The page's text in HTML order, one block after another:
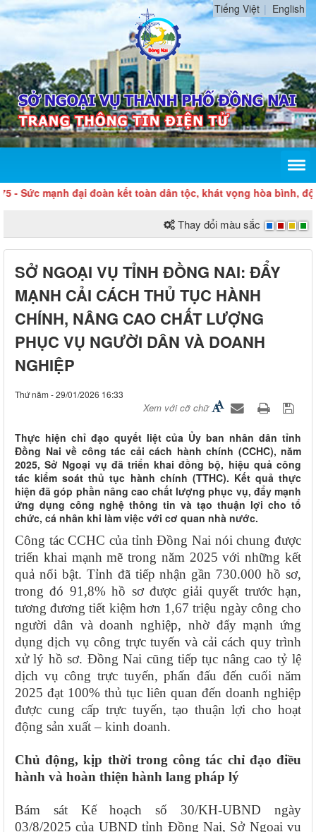
Tiếng Việt English
mạnh đại đoàn kết toàn dân tộc, khát vọng hòa bình, độc lập
Thay đổi màu sắc
SỞ NGOẠI VỤ TỈNH ĐỒNG NAI: ĐẨY
MẠNH CẢI CÁCH THỦ TỤC HÀNH
CHÍNH, NÂNG CAO CHẤT LƯỢNG
PHỤC VỤ NGƯỜI DÂN VÀ DOANH
NGHIỆP
Thứ năm - 29/01/2026 16:33
Xem với cỡ chữ
Thực hiện chỉ đạo quyết liệt của Ủy ban nhân dân tỉnh
Đồng Nai về công tác cải cách hành chính (CCHC), năm
2025, Sở Ngoại vụ đã triển khai đồng bộ, hiệu quả công
tác kiểm soát thủ tục hành chính (TTHC). Kết quả thực
hiện đã góp phần nâng cao chất lượng phục vụ, đẩy mạnh
ứng dụng công nghệ thông tin và tạo thuận lợi cho tổ
chức, cá nhân khi làm việc với cơ quan nhà nước.
Công tác CCHC của tỉnh Đồng Nai nói chung được
triển khai mạnh mẽ trong năm 2025 với những kết
quả nổi bật. Tỉnh đã tiếp nhận gần 730.000 hồ sơ,
trong đó 91,8% hồ sơ được giải quyết trước hạn,
tương đương tiết kiệm hơn 1,67 triệu ngày công cho
người dân và doanh nghiệp, nhờ đẩy mạnh ứng
dụng dịch vụ công trực tuyến và cải cách quy trình
xử lý hồ sơ. Đồng Nai cũng tiếp tục nâng cao tỷ lệ
dịch vụ công trực tuyến, phấn đấu đến cuối năm
2025 đạt 100% thủ tục liên quan đến doanh nghiệp
được cung cấp trực tuyến, tạo thuận lợi cho hoạt
động sản xuất – kinh doanh.
Chủ động, kịp thời trong công tác chỉ đạo điều
hành và hoàn thiện hành lang pháp lý
Bám sát Kế hoạch số 30/KH-UBND ngày
03/8/2025 của UBND tỉnh Đồng Nai, Sở Ngoại vụ